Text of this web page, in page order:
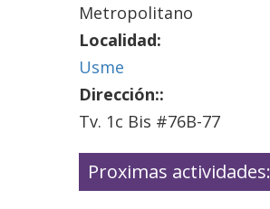
Metropolitano
Localidad:
Usme
Dirección::
Tv. 1c Bis #76B-77
Proximas actividades: